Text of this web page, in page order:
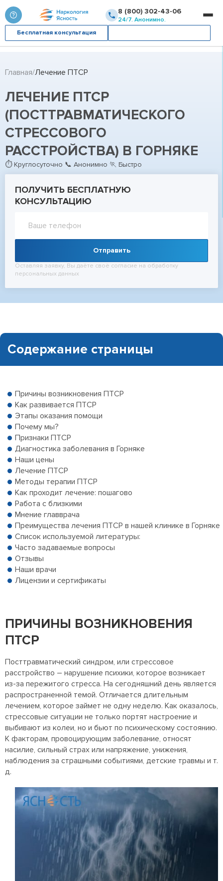
8 (800) 302-43-06
24/7. Анонимно.
Бесплатная консультация
Главная Лечение ПТСР
ЛЕЧЕНИЕ ПТСР
(ПОСТТРАВМАТИЧЕСКОГО
СТРЕССОВОГО
РАССТРОЙСТВА) В ГОРНЯКЕ
⏱ Круглосуточно 📞 Анонимно 🏃 Быстро
ПОЛУЧИТЬ БЕСПЛАТНУЮ
КОНСУЛЬТАЦИЮ
Отправить
Оставляя заявку, Вы даёте своё согласие на обработку
персональных данных
Содержание страницы
Причины возникновения ПТСР
Как развивается ПТСР
Этапы оказания помощи
Почему мы?
Признаки ПТСР
Диагностика заболевания в Горняке
Наши цены
Лечение ПТСР
Методы терапии ПТСР
Как проходит лечение: пошагово
Работа с близкими
Мнение главврача
Преимущества лечения ПТСР в нашей клинике в Горняке
Список используемой литературы:
Часто задаваемые вопросы
Отзывы
Наши врачи
Лицензии и сертификаты
ПРИЧИНЫ ВОЗНИКНОВЕНИЯ
ПТСР
Посттравматический синдром, или стрессовое
расстройство – нарушение психики, которое возникает
из-за пережитого стресса. На сегодняшний день является
распространенной темой. Отличается длительным
лечением, которое займет не одну неделю. Как оказалось,
стрессовые ситуации не только портят настроение и
выбивают из колеи, но и бьют по психическому состоянию.
К факторам, провоцирующим заболевание, относят
насилие, сильный страх или напряжение, унижения,
наблюдения за страшными событиями, детские травмы и т.
д.